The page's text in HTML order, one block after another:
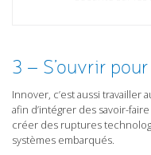
3 – S’ouvrir
Innover, c’est aussi travailler
afin d’intégrer des savoir-
créer des ruptures
systèmes embarqués.